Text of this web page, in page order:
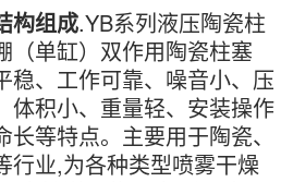
构组成.YB系列液压陶瓷柱
（单缸）双作用陶瓷柱塞
稳、工作可靠、噪音小、压
体积小、重量轻、安装操作
等特点。主要用于陶瓷、
行业,为各种类型喷雾干燥